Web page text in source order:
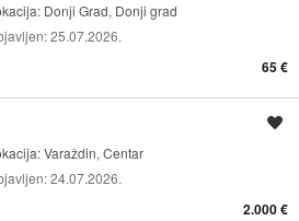
Donji Grad, Donji grad
25.07.2026.
65 €
Varaždin, Centar
24.07.2026.
2.000 €